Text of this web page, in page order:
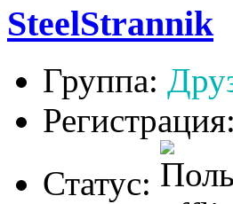
SteelStrannik
Группа:
Статус: